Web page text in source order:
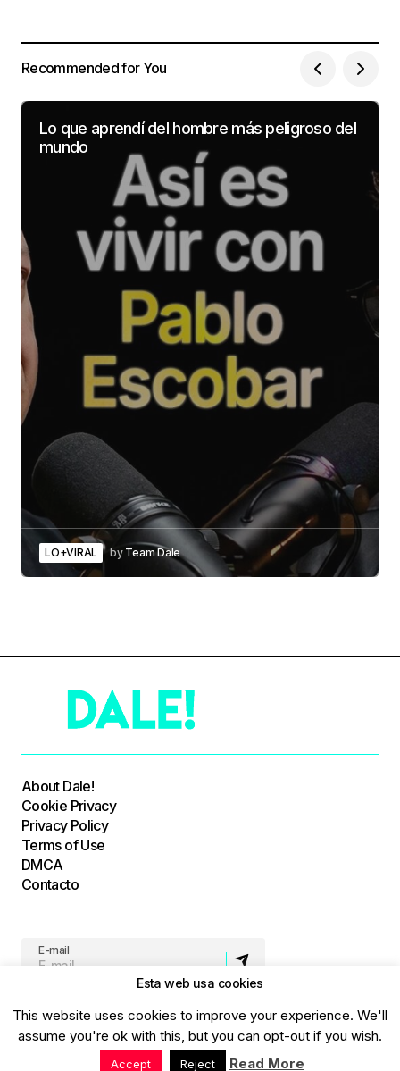
Recommended for You
Lo que aprendí del hombre más peligroso del
mundo
LO+VIRAL by Team Dale
About Dale!
Cookie Privacy
Privacy Policy
Terms of Use
DMCA
Contacto
E-mail
© Dale! All Rights Reserved
Esta web usa cookies
This website uses cookies to improve your experience. We'll
assume you're ok with this, but you can opt-out if you wish.
Accept Reject Read More